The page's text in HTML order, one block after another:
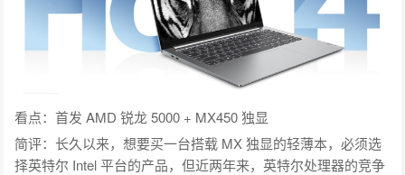
看点：首发 AMD 锐龙 5000 + MX450 独显
简评：长久以来，想要买一台搭载 MX 独显的轻薄本，必须选
择英特尔 Intel 平台的产品，但近两年来，英特尔处理器的竞争